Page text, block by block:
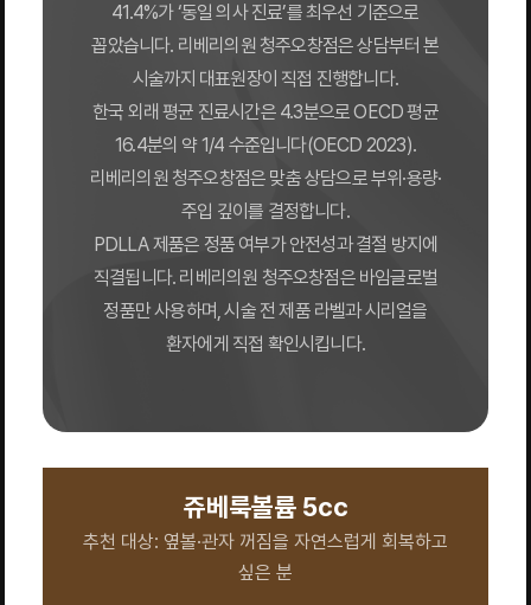
41.4%가 ‘동일 의사 진료’를 최우선 기준으로
꼽았습니다. 리베리의원 청주오창점은 상담부터 본
시술까지 대표원장이 직접 진행합니다.
한국 외래 평균 진료시간은 4.3분으로 OECD 평균
16.4분의 약 1/4 수준입니다(OECD 2023).
리베리의원 청주오창점은 맞춤 상담으로 부위·용량·
주입 깊이를 결정합니다.
PDLLA 제품은 정품 여부가 안전성과 결절 방지에
직결됩니다. 리베리의원 청주오창점은 바임글로벌
정품만 사용하며, 시술 전 제품 라벨과 시리얼을
환자에게 직접 확인시킵니다.
쥬베룩볼륨 5cc
추천 대상: 옆볼·관자 꺼짐을 자연스럽게 회복하고
싶은 분